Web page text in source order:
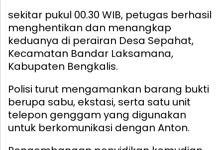
sekitar pukul 00.30 WIB, petugas berhasil
menghentikan dan menangkap
keduanya di perairan Desa Sepahat,
Kecamatan Bandar Laksamana,
Kabupaten Bengkalis.
Polisi turut mengamankan barang bukti
berupa sabu, ekstasi, serta satu unit
telepon genggam yang digunakan
untuk berkomunikasi dengan Anton.